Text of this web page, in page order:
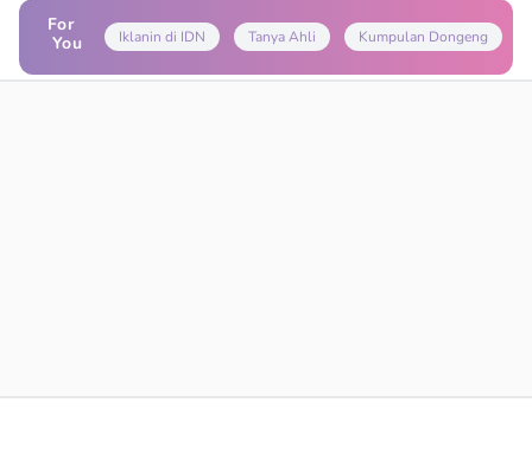
For
You
Iklanin di IDN Tanya Ahli Kumpulan Dongeng